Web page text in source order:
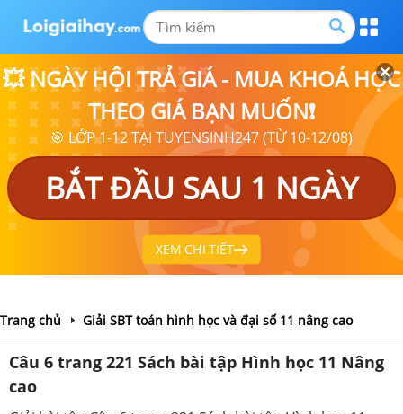
💥 NGÀY HỘI TRẢ GIÁ - MUA KHOÁ HỌC
THEO GIÁ BẠN MUỐN❗
🎯 LỚP 1-12 TẠI TUYENSINH247 (TỪ 10-12/08)
BẮT ĐẦU SAU 1 NGÀY
XEM CHI TIẾT
Trang chủ Giải SBT toán hình học và đại số 11 nâng cao
Câu 6 trang 221 Sách bài tập Hình học 11 Nâng
cao